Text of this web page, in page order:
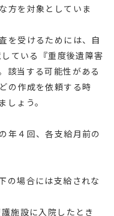
方を対象としていま
を受けるためには、自
ている『重度後遺障害
該当する可能性がある
の作成を依頼する時
ょう。
年４回、各支給月前の
の場合には支給されな
施設に入院したとき